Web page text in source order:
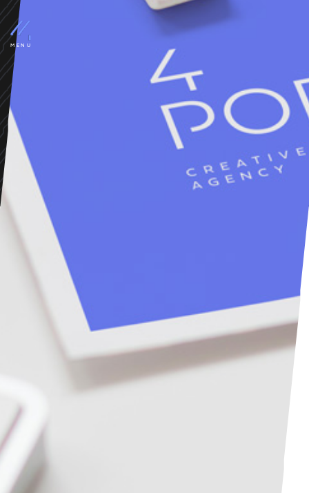
MENU
não somos “só mais uma
agência”… ...somos 4por4!